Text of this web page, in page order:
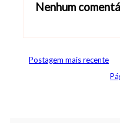
Nenhum
Postagem mais recente